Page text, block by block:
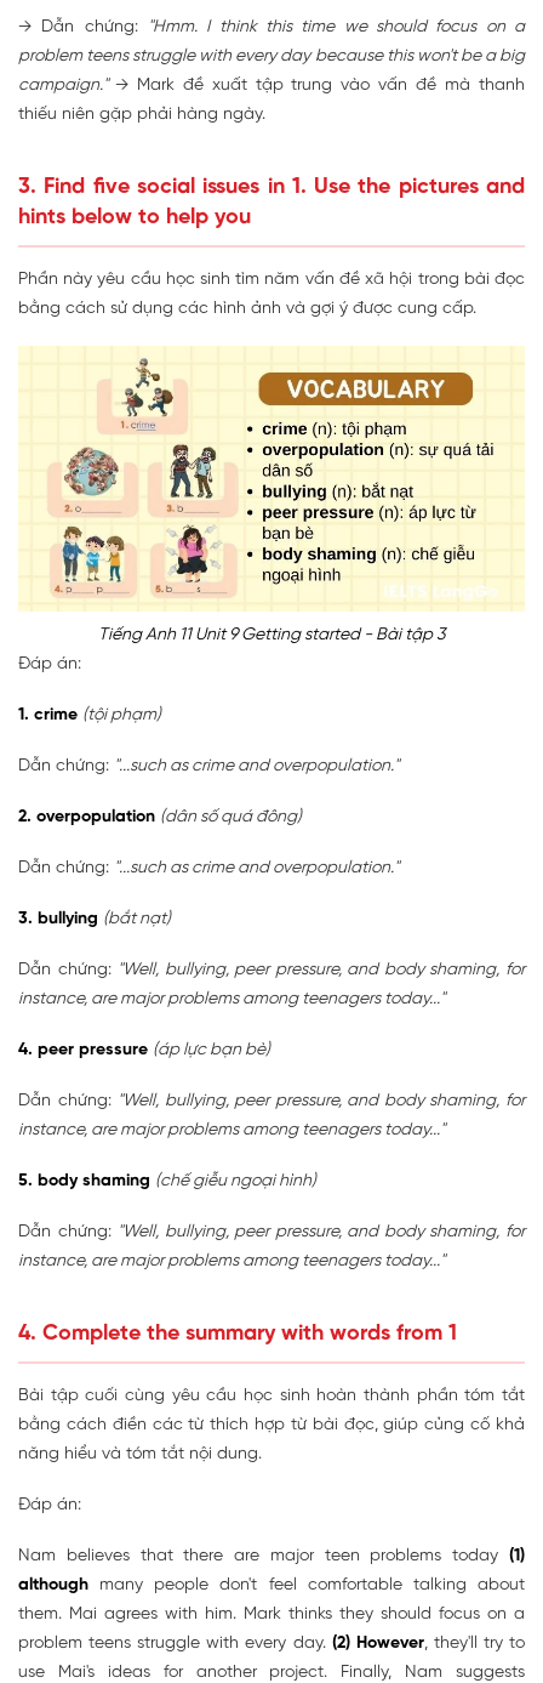
→ Dẫn chứng:
"Hmm. I think this time we should focus on a
problem teens struggle with every day because this won't be a big
campaign." → Mark đề xuất tập trung vào vấn đề mà thanh
thiếu niên gặp phải hàng ngày.
3. Find five social issues in 1. Use the pictures and
hints below to help you
Phần này yêu cầu học sinh tìm năm vấn đề xã hội trong bài đọc
bằng cách sử dụng các hình ảnh và gợi ý được cung cấp.
Tiếng Anh 11 Unit 9 Getting started - Bài tập 3
Đáp án:
1. crime (tội phạm)
Dẫn chứng: "...such as crime and overpopulation."
2. overpopulation (dân số quá đông)
Dẫn chứng: "...such as crime and overpopulation."
3. bullying (bắt nạt)
Dẫn chứng: "Well, bullying, peer pressure, and body shaming, for
instance, are major problems among teenagers today..."
4. peer pressure (áp lực bạn bè)
Dẫn chứng: "Well, bullying, peer pressure, and body shaming, for
instance, are major problems among teenagers today..."
5. body shaming (chế giễu ngoại hình)
Dẫn chứng: "Well, bullying, peer pressure, and body shaming, for
instance, are major problems among teenagers today..."
4. Complete the summary with words from 1
Bài tập cuối cùng yêu cầu học sinh hoàn thành phần tóm tắt
bằng cách điền các từ thích hợp từ bài đọc, giúp củng cố khả
năng hiểu và tóm tắt nội dung.
Đáp án:
Nam believes that there are major teen problems today (1)
although many people don't feel comfortable talking about
them. Mai agrees with him. Mark thinks they should focus on a
problem teens struggle with every day. (2) However, they'll try to
use Mai's ideas for another project. Finally, Nam suggests